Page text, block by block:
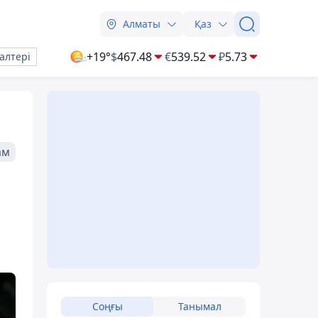
Алматы Қаз
+19°$467.48 €539.52 ₽5.73
Соңғы Танымал